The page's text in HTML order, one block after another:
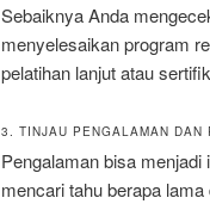
Sebaiknya Anda
menyelesaikan program
pelatihan lanjut atau
3. TINJAU PENGALAMAN DAN
Pengalaman bisa
mencari tahu berapa